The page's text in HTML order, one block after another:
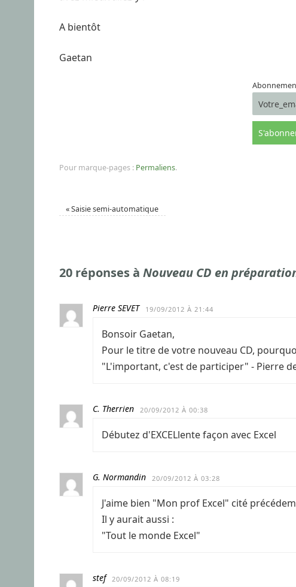
A bientôt
Gaetan
Pour marque-pages : Permaliens.
«Saisie semi-automatique
20 réponses à Nouveau CD en
Pierre SEVET 19/09/2012 À 21:44
Bonsoir Gaetan,
Pour le titre de votre nouveau CD,
"L'important, c'est de participer" - Pierre
C. Therrien 20/09/2012 À 00:38
Débutez d'EXCELlente façon avec Excel
G. Normandin 20/09/2012 À 03:28
J'aime bien "Mon prof Excel" cité
Il y aurait aussi :
"Tout le monde Excel"
stef 20/09/2012 À 08:19